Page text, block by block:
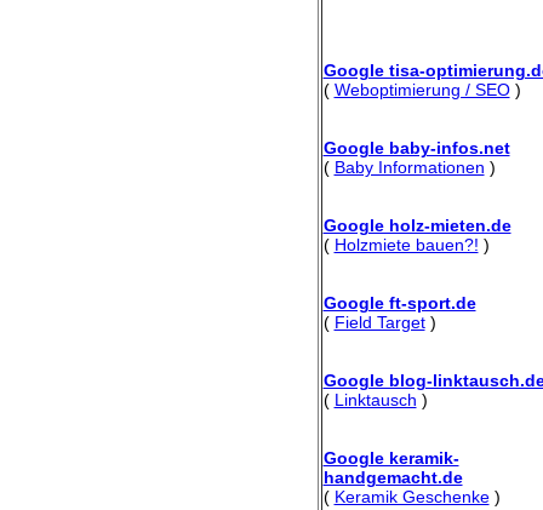
Google tisa-
( Weboptimierung / SEO)
Google baby-infos.net
( Baby Informationen )
Google holz-mieten.de
( Holzmiete bauen?! )
Google ft-sport.de
( Field Target)
Google blog-
( Linktausch )
Google keramik-
handgemacht.de
( Keramik Geschenke)